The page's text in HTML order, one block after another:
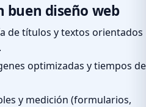
buen diseño web
de títulos y textos orientados
optimizadas y tiempos de
y medición (formularios,